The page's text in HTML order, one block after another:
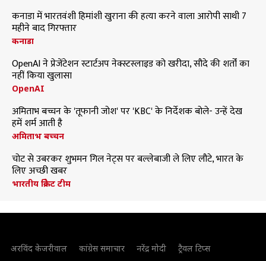
कनाडा में भारतवंशी हिमांशी खुराना की हत्या करने वाला आरोपी साथी 7
महीने बाद गिरफ्तार
कनाडा
OpenAI ने प्रेजेंटेशन स्टार्टअप नेक्स्टस्लाइड को खरीदा, सौदे की शर्तों का
नहीं किया खुलासा
OpenAI
अमिताभ बच्चन के 'तूफानी जोश' पर 'KBC' के निर्देशक बोले- उन्हें देख
हमें शर्म आती है
अमिताभ बच्चन
चोट से उबरकर शुभमन गिल नेट्स पर बल्लेबाजी ले लिए लौटे, भारत के
लिए अच्छी खबर
भारतीय क्रिकेट टीम
अरविंद केजरीवाल कांग्रेस समाचार नरेंद्र मोदी ट्रैवल टिप्स